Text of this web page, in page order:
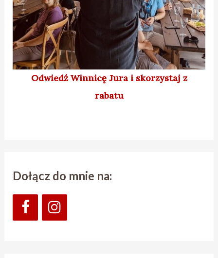
Odwiedź Winnicę Jura i skorzystaj z
rabatu
Dołącz do mnie na: